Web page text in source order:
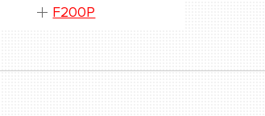
F200P